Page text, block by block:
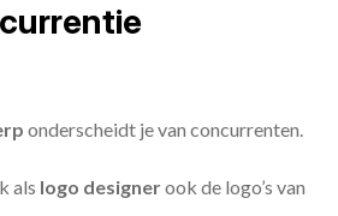
onderscheidt je van concurrenten.
als logo designerook de logo’s van